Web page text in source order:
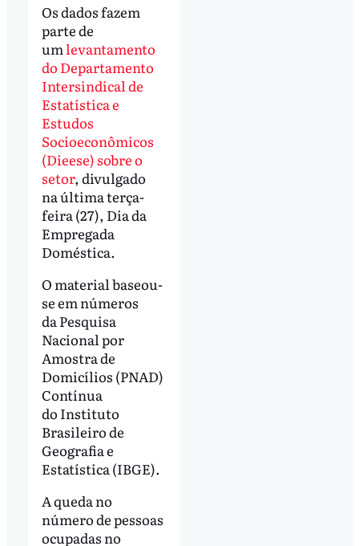
Os dados fazem
parte de
umlevantamento
do Departamento
Intersindical de
Estatística e
Estudos
Socioeconômicos
(Dieese) sobre o
setor, divulgado
na última terça-
feira (27), Dia da
Empregada
Doméstica.
O material baseou-
se em números
da Pesquisa
Nacional por
Amostra de
Domicílios (PNAD)
Contínua
do Instituto
Brasileiro de
Geografia e
Estatística (IBGE).
A queda no
número de pessoas
ocupadas no